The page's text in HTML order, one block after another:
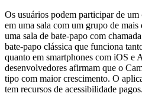
Os usuários podem participar de um
em uma sala com um grupo de mais
uma sala de bate-papo com
bate-papo clássica que funciona
quanto em smartphones com iOS e
desenvolvedores afirmam que o
tipo com maior crescimento. O
tem recursos de acessibilidade pagos.